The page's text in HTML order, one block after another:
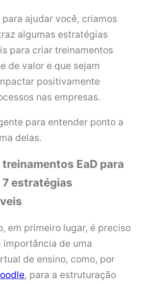
ajudar você, criamos
algumas estratégias
para criar treinamentos
de valor e que sejam
positivamente
nas empresas.
para entender ponto a
delas.
EaD para
7 estratégias
em primeiro lugar, é preciso
importância de uma
de ensino, como, por
, para a estruturação